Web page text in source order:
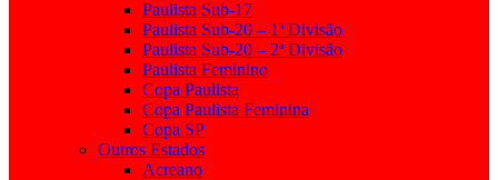
Paulista Sub-17
Paulista Sub-20 – 1ª Divisão
Paulista Sub-20 – 2ª Divisão
Paulista Feminino
Copa Paulista
Copa Paulista Feminina
Copa SP
Outros Estados
Acreano